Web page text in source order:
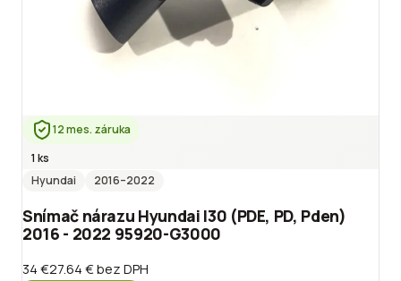
12 mes. záruka
1 ks
Hyundai
2016–2022
Snímač nárazu Hyundai I30 (PDE, PD, Pden)
2016 - 2022 95920-G3000
34 €27.64 €bez DPH